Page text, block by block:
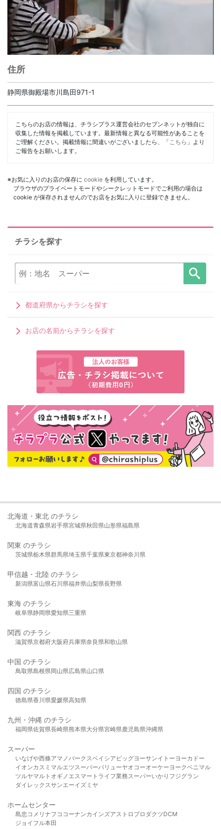
住所
静岡県御殿場市川島田971-1
こちらのお店の情報は、チラシプラス運営会社のセブンネットが独自に
収集した情報を掲載しています。最新情報と異なる可能性があることを
ご理解ください。掲載情報に間違いがございましたら、「 こちら 」より
ご報告をお願いします。
※お気に入りのお店の保存に cookie を利用しています。
ブラウザのプライベートモードやシークレットモードでご利用の場合は
cookie が保存されませんのでお店をお気に入りに登録できません。
チラシを探す
都道府県からチラシを探す
お店の名前からチラシを探す
北海道・東北 のチラシ
北海道青森県岩手県宮城県秋田県山形県福島県
関東 のチラシ
茨城県栃木県群馬県埼玉県千葉県東京都神奈川県
甲信越・北陸 のチラシ
新潟県富山県石川県福井県山梨県長野県
東海 のチラシ
岐阜県静岡県愛知県三重県
関西 のチラシ
滋賀県京都府大阪府兵庫県奈良県和歌山県
中国 のチラシ
鳥取県島根県岡山県広島県山口県
四国 のチラシ
徳島県香川県愛媛県高知県
九州・沖縄 のチラシ
福岡県佐賀県長崎県熊本県大分県宮崎県鹿児島県沖縄県
スーパー
いなげや西條アマノパークスベイシア ビッグヨーサンイトーヨーカドー
イオンカスミ マルエツスーパーバリューヤオコーオーケー ヨークベニマル
ツルヤマルト オギノ エスマート ライフ業務スーパーいかり フジグラン
ダイレックスサンエーイズミヤ
ホームセンター
島忠 コメリ ナフコ コーナンカインズアストロプロダクツDCM
ジョイフル本田